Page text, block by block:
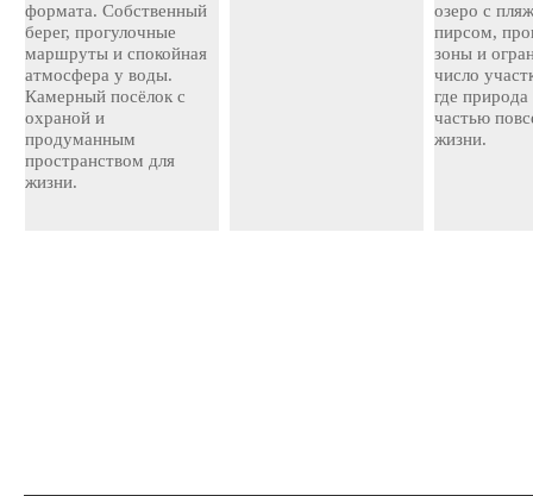
формата. Собственный
берег, прогулочные
маршруты и спокойная
атмосфера у воды.
Камерный посёлок с
охраной и
продуманным
пространством для
жизни.
озеро с
пирсом,
зоны и
число
где природа
частью
жизни.